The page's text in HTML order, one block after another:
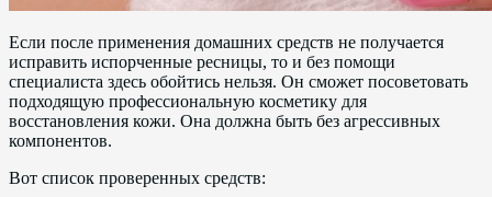
Если после применения домашних средств не получается
исправить испорченные ресницы, то и без помощи
специалиста здесь обойтись нельзя. Он сможет посоветовать
подходящую профессиональную косметику для
восстановления кожи. Она должна быть без агрессивных
компонентов.
Вот список проверенных средств: